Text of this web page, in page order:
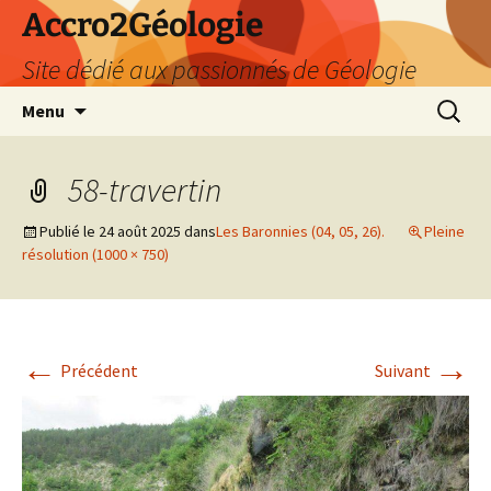
Accro2Géologie
Site dédié aux passionnés de Géologie
Menu
58-travertin
Publié le 24 août 2025 dansLes Baronnies (04, 05, 26).
Pleine
résolution (1000 × 750)
← Précédent Suivant →